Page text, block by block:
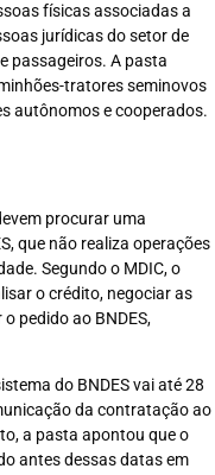
físicas associadas a
jurídicas do setor de
passageiros. A pasta
tratores seminovos
autônomos e cooperados.
procurar uma
que não realiza operações
Segundo o MDIC, o
o crédito, negociar as
pedido ao BNDES,
do BNDES vai até 28
da contratação ao
a pasta apontou que o
antes dessas datas em